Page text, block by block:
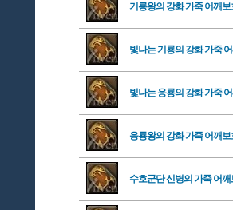
기룡왕의 강화 가죽 어깨보
빛나는 기룡의 강화 가죽
빛나는 응룡의 강화 가죽
응룡왕의 강화 가죽 어깨보
수호군단 신병의 가죽 어